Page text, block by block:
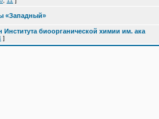
«Западный»
Института биоорганической химии им. ака
]